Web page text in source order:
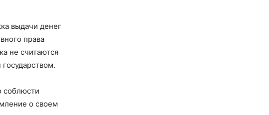
выдачи денег
права
не считаются
соблюсти
о своем